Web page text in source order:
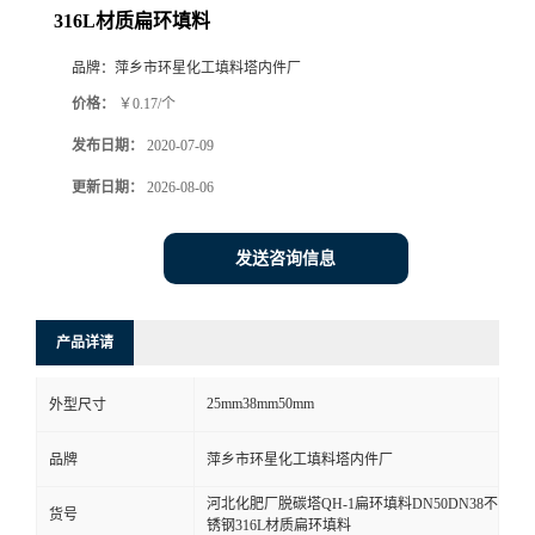
316L材质扁环填料
品牌： 萍乡市环星化工填料塔内件厂
价格： ￥0.17/个
发布日期： 2020-07-09
更新日期： 2026-08-06
发送咨询信息
产品详请
外型尺寸 25mm38mm50mm
品牌 萍乡市环星化工填料塔内件厂
货号
河北化肥厂脱碳塔QH-1扁环填料DN50DN38不
锈钢316L材质扁环填料